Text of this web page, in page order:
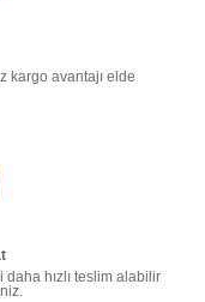
kargo avantajı elde
hızlı teslim alabilir